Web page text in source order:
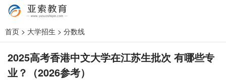
首页 > 大学招生 > 分数线
2025高考香港中文大学在江苏生批次 有哪些专
业？（2026参考）